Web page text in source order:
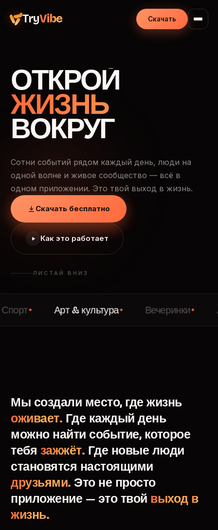
TryVibe Скачать
ОТКРОЙ
ЖИЗНЬ
ВОКРУГ
Сотни событий рядом каждый день, люди на
одной волне и живое сообщество — всё в
одном приложении. Это твой выход в жизнь.
Скачать бесплатно
Как это работает
ЛИСТАЙ ВНИЗ
Арт & культура✦ Вечеринки✦ Лекции
Мы создали место, где жизнь
оживает. Где каждый день
можно найти событие, которое
тебя зажжёт. Где новые люди
становятся настоящими
друзьями. Это не просто
приложение — это твой выход в
жизнь.